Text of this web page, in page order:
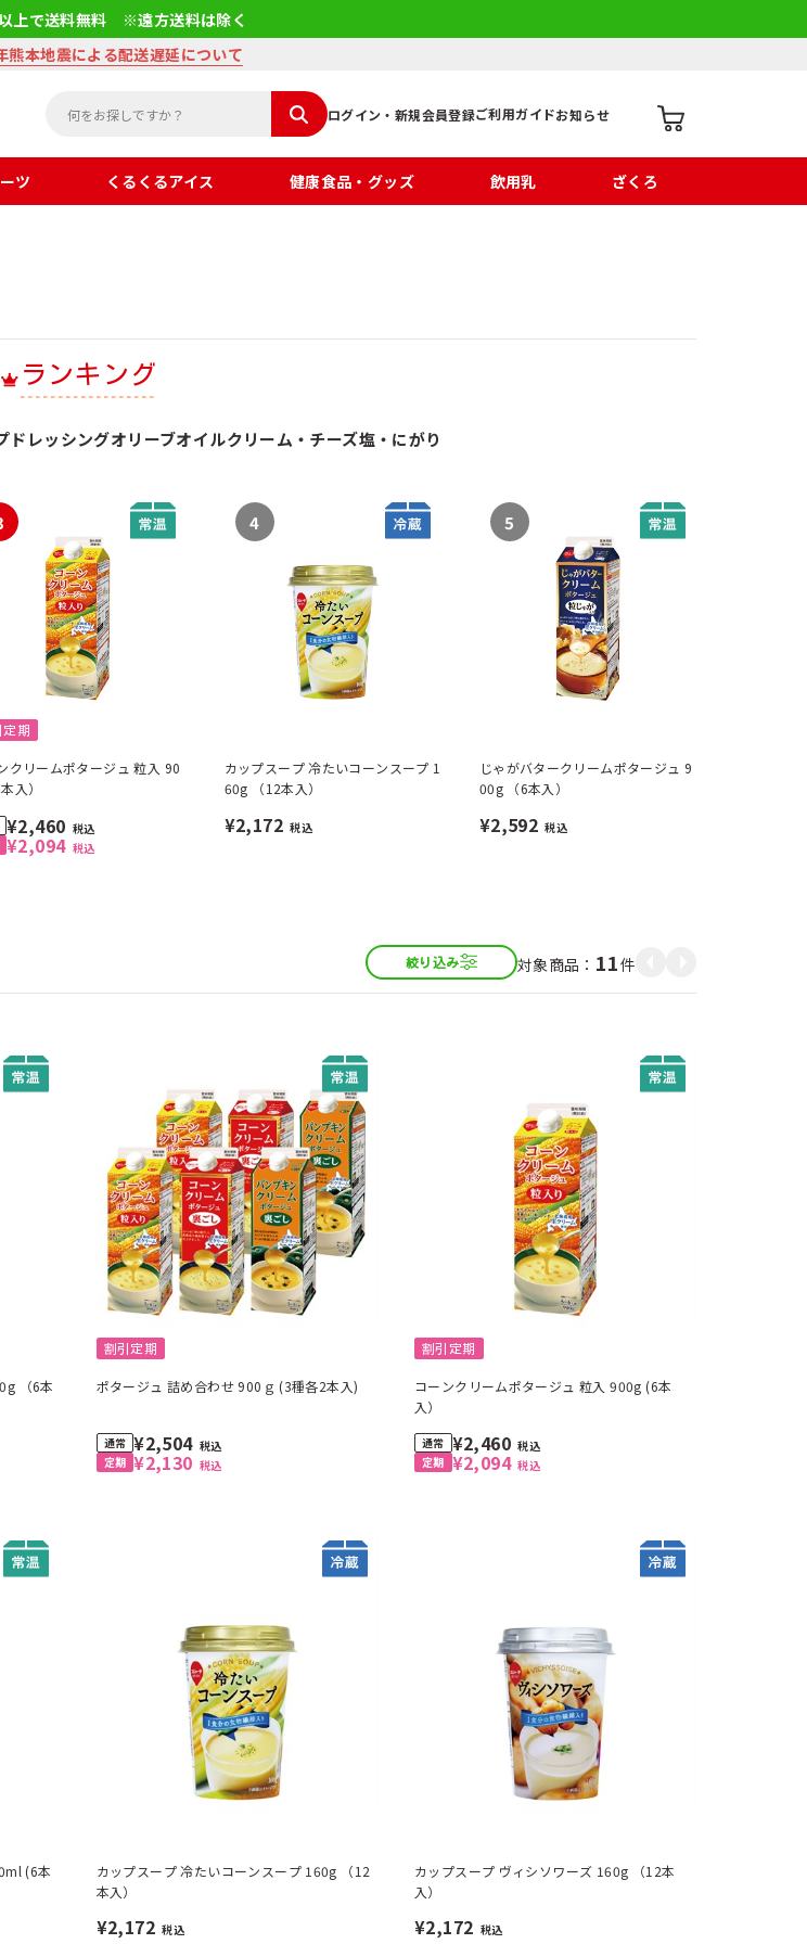
上で送料無料 ※遠方送料は除く
熊本地震による配送遅延について
ログイン・新規会員登録
ツ くるくるアイス 健康食品・グッズ 飲用乳 ざくろ
ご利用ガイドお知らせ
ランキング
ドレッシングオリーブオイルクリーム・チーズ塩・にがり
定期
クリームポタージュ 粒入 90
本入）
¥2,094 税込
¥2,460 税込
4
カップスープ 冷たいコーンスープ 1
60g （12本入）
¥2,172 税込
5
じゃがバタークリームポタージュ 9
00g （6本入）
¥2,592 税込
絞り込み 11件
（6本
割引定期
ポタージュ 詰め合わせ 900ｇ (3種各2本入)
¥2,130 税込
¥2,504 税込
割引定期
コーンクリームポタージュ 粒入 900g (6本
入）
¥2,094 税込
¥2,460 税込
(6本
カップスープ 冷たいコーンスープ 160g （12
本入）
¥2,172 税込
カップスープ ヴィシソワーズ 160g （12本
入）
¥2,172 税込